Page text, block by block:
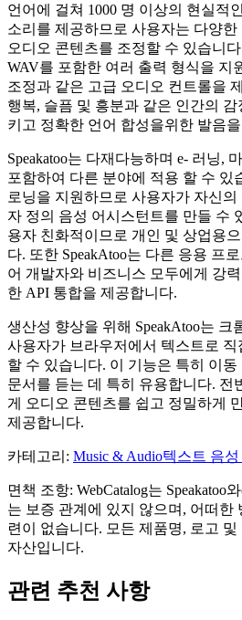
언어에 걸쳐 1000 명 이상의 현실적
소리를 제공하므로 사용자는 다양한
오디오 콘텐츠를 조정할 수 있습니
WAV를 포함한 여러 출력 형식을 지
조정과 같은 고급 오디오 컨트롤을
행복, 슬픔 및 흥분과 같은 인간의 감
키고 정확한 언어 합성을위한 발음
Speakatoo는 다재다능하며 e- 러닝,
포함하여 다른 분야에 적용 할 수 있
로닝을 지원하므로 사용자가 자신
자 정의 음성 어시스턴트를 만들 수
용자 친화적이므로 개인 및 상업용
다. 또한 SpeakAtoo는 다른 응용 프
어 개발자와 비즈니스 모두에게 강
한 API 통합을 제공합니다.
생산성 향상을 위해 SpeakAtoo는 크
사용자가 브라우저에서 텍스트로
할 수 있습니다. 이 기능은 특히 이
문서를 듣는 데 특히 유용합니다. 전
게 오디오 콘텐츠를 쉽고 정밀하게
제공합니다.
카테고리 : Music & Audio텍스트 음
면책 조항: WebCatalog는 Speakatoo
는 보증 관계에 있지 않으며, 어떠한
련이 없습니다. 모든 제품명, 로고
자산입니다.
관련 추천 사항